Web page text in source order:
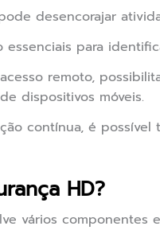
desencorajar
para
remoto,
dispositivos móveis.
contínua, é
HD?
vários componentes